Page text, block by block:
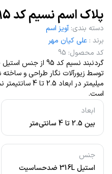
پلاک اسم نسیم کد 95
ابعاد
بین 2.5 تا 4 سانتی‌متر
جنس
استیل 316L ضدحساسیت
دسته بندی: آویز اسم
برند : علی کیان مهر
کد محصول:
95
گردنبند نسیم کد
میلیمتر در
است.